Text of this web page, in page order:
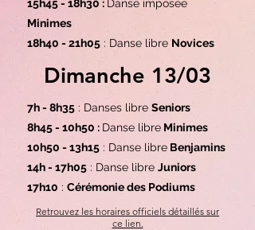
15h45 - 18h30 : Danse imposée
Minimes
18h40 - 21h05 : Danse libre Novices
Dimanche 13/03
7h - 8h35 : Danses libre Seniors
8h45 - 10h50 : Danse libre Minimes
10h50 - 13h15 : Danse libre Benjamins
14h - 17h05 : Danse libre Juniors
17h10 : Cérémonie des Podiums
Retrouvez les horaires officiels détaillés sur
ce lien.